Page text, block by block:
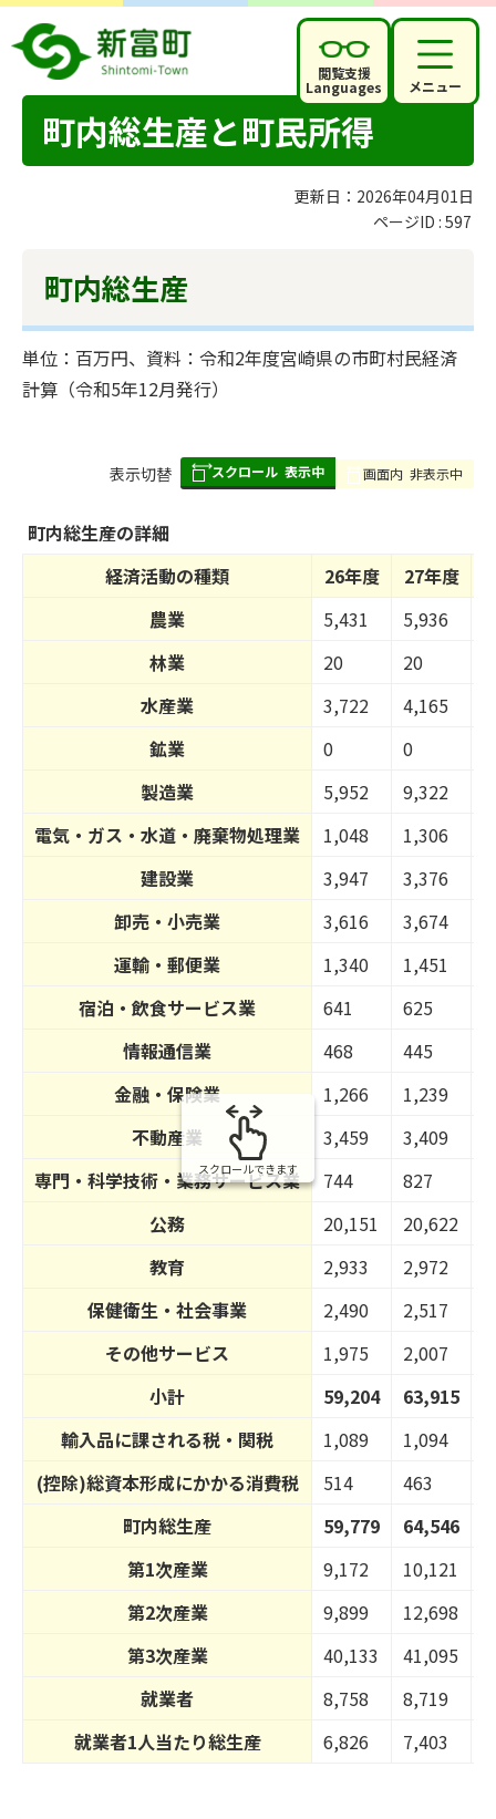
閲覧支援
Languages メニュー
町内総生産と町民所得
更新日：2026年04月01日
ページID : 597
町内総生産
単位：百万円、資料：令和2年度宮崎県の市町村民経済
計算（令和5年12月発行）
表
み
の
表示切替 スクロール 表示中 画面内 非表示中
町内総生産の詳細
経済活動の種類
26年度 27年度
農業
5,431 5,936
林業
20 20
水産業
3,722 4,165
鉱業
0 0
製造業
5,952 9,322
電気・ガス・水道・廃棄物処理業
1,048 1,306
建設業
3,947 3,376
卸売・小売業
3,616 3,674
運輸・郵便業
1,340 1,451
宿泊・飲食サービス業
641 625
情報通信業
468 445
金融・保険業
1,266 1,239
不動産業
3,459 3,409
専門・科学技術・業務サービス業
744 827
公務
20,151 20,622
教育
2,933 2,972
保健衛生・社会事業
2,490 2,517
その他サービス
1,975 2,007
小計
59,204 63,915
輸入品に課される税・関税
1,089 1,094
(控除)総資本形成にかかる消費税
514 463
町内総生産
59,779 64,546
第1次産業
9,172 10,121
第2次産業
9,899 12,698
第3次産業
40,133 41,095
就業者
8,758 8,719
就業者1人当たり総生産
6,826 7,403
スクロールできます